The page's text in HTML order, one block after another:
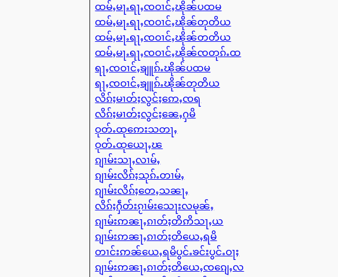
ထမ်ႇမႃႉရႃႇၸဝၢင်ႇၽိုၼ်ပထမ
ထမ်ႇမႃႉရႃႇၸဝၢင်ႇၽိုၼ်တုတိယ
ထမ်ႇမႃႉရႃႇၸဝၢင်ႇၽိုၼ်တတိယ
ထမ်ႇမႃႉရႃႇၸဝၢင်ႇၽိုၼ်ၸတုၵ်ႉထ
ရႃႇၸဝၢင်ႇၶျူၵ်ႉၽိုၼ်ပထမ
ရႃႇၸဝၢင်ႇၶျူၵ်ႉၽိုၼ်တုတိယ
လိၵ်ႈမၢတ်ႈလွင်ႈဢေႇၸရ
လိၵ်ႈမၢတ်ႈလွင်ႈၼေႇႁမိ
ဝုတ်ႉထုဢေးသတႃႇ
ဝုတ်ႉထုယေႃႇၽ
ၵျၢမ်းသႃႇလၢမ်ႇ
ၵျၢမ်းလိၵ်ႈသုၵ်ႉတၢမ်ႇ
ၵျၢမ်းလိၵ်ႈတေႇသၼႃႇ
လိၵ်ႈႁဵတ်းၵႂၢမ်းသေႃးလမုၼ်ႇ
ၵျၢမ်းဢၼႃႇၵၢတ်ႈတိဢိသႃႇယ
ၵျၢမ်းဢၼႃႇၵၢတ်ႈတိယေႇရမိ
တၢင်းဢၼ်ယေႇရမိပွင်ႉၶင်းပွင်ႉဝႃႈ
ၵျၢမ်းဢၼႃႇၵၢတ်ႈတိယေႇၸၵျေႇလ